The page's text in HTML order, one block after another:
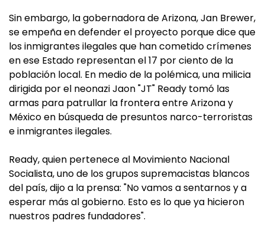
Sin embargo, la gobernadora de Arizona, Jan Brewer,
se empeña en defender el proyecto porque dice que
los inmigrantes ilegales que han cometido crímenes
en ese Estado representan el 17 por ciento de la
población local. En medio de la polémica, una milicia
dirigida por el neonazi Jaon "JT" Ready tomó las
armas para patrullar la frontera entre Arizona y
México en búsqueda de presuntos narco-terroristas
e inmigrantes ilegales.
Ready, quien pertenece al Movimiento Nacional
Socialista, uno de los grupos supremacistas blancos
del país, dijo a la prensa: "No vamos a sentarnos y a
esperar más al gobierno. Esto es lo que ya hicieron
nuestros padres fundadores".